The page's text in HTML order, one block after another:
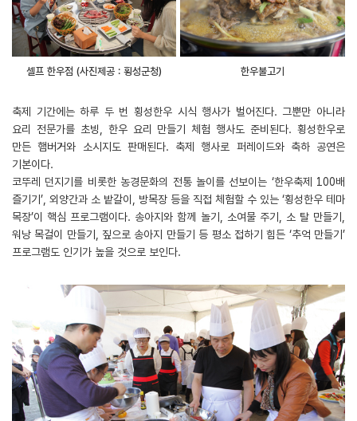
셀프 한우점 (사진제공 : 횡성군청) 한우불고기
축제 기간에는 하루 두 번 횡성한우 시식 행사가 벌어진다. 그뿐만 아니라
요리 전문가를 초빙, 한우 요리 만들기 체험 행사도 준비된다. 횡성한우로
만든 햄버거와 소시지도 판매된다. 축제 행사로 퍼레이드와 축하 공연은
기본이다.
코뚜레 던지기를 비롯한 농경문화의 전통 놀이를 선보이는 ‘한우축제 100배
즐기기’, 외양간과 소 밭갈이, 방목장 등을 직접 체험할 수 있는 ‘횡성한우 테마
목장’이 핵심 프로그램이다. 송아지와 함께 놀기, 소여물 주기, 소 탈 만들기,
워낭 목걸이 만들기, 짚으로 송아지 만들기 등 평소 접하기 힘든 ‘추억 만들기’
프로그램도 인기가 높을 것으로 보인다.